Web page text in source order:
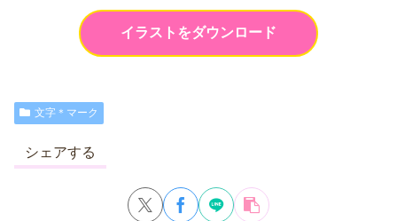
イラストをダウンロード
文字＊マーク
シェアする